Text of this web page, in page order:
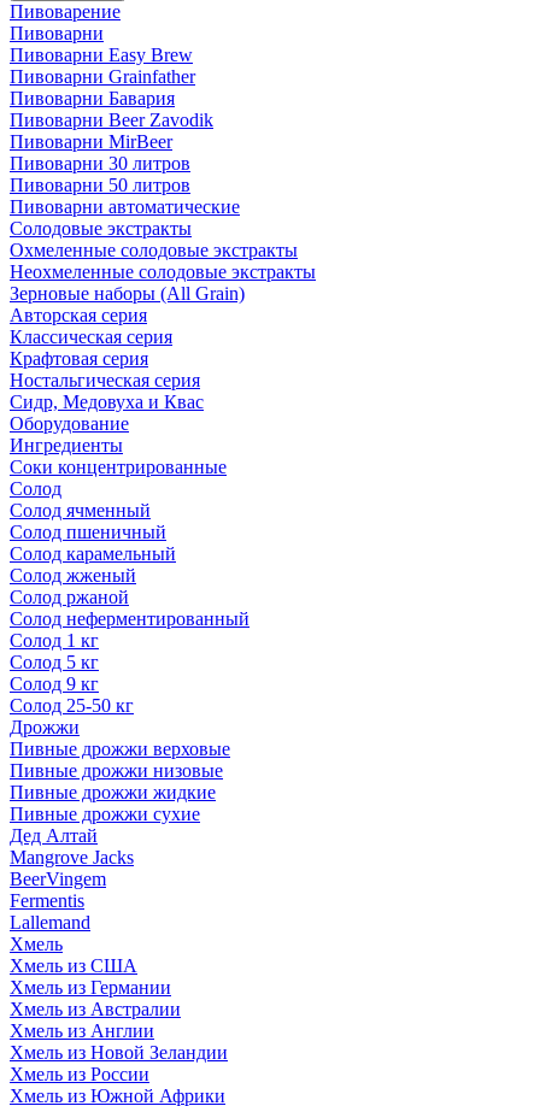
Пивоварение
Пивоварни
Пивоварни Easy Brew
Пивоварни Grainfather
Пивоварни Бавария
Пивоварни Beer Zavodik
Пивоварни MirBeer
Пивоварни 30 литров
Пивоварни 50 литров
Пивоварни автоматические
Солодовые экстракты
Охмеленные солодовые экстракты
Неохмеленные солодовые экстракты
Зерновые наборы (All Grain)
Авторская серия
Классическая серия
Крафтовая серия
Ностальгическая серия
Сидр, Медовуха и Квас
Оборудование
Ингредиенты
Соки концентрированные
Солод
Солод ячменный
Солод пшеничный
Солод карамельный
Солод жженый
Солод ржаной
Солод неферментированный
Солод 1 кг
Солод 5 кг
Солод 9 кг
Солод 25-50 кг
Дрожжи
Пивные дрожжи верховые
Пивные дрожжи низовые
Пивные дрожжи жидкие
Пивные дрожжи сухие
Дед Алтай
Mangrove Jacks
BeerVingem
Fermentis
Lallemand
Хмель
Хмель из США
Хмель из Германии
Хмель из Австралии
Хмель из Англии
Хмель из Новой Зеландии
Хмель из России
Хмель из Южной Африки